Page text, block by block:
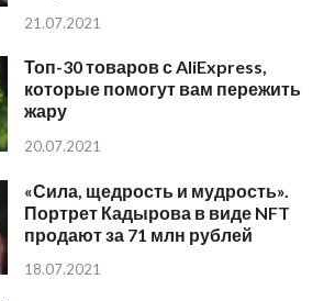
21.07.2021
Топ-30 товаров с AliExpress,
которые помогут вам пережить
жару
20.07.2021
«Сила, щедрость и мудрость».
Портрет Кадырова в виде NFT
продают за 71 млн рублей
18.07.2021